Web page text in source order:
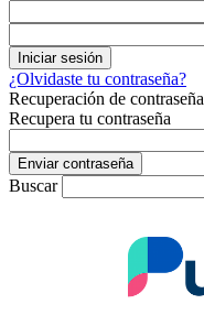
¿Olvidaste tu contraseña?
Recuperación de contraseña
Recupera tu contraseña
Buscar